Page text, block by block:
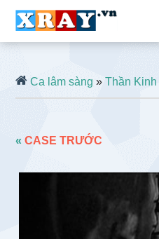
Ca lâm sàng »Thần Kinh
«CASE TRƯỚC